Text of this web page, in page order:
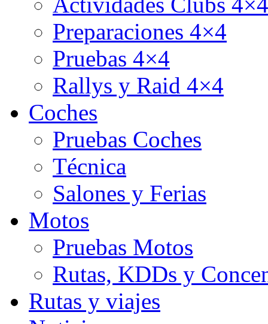
Preparaciones 4×4
Pruebas 4×4
Rallys y Raid 4×4
Coches
Pruebas Coches
Técnica
Salones y Ferias
Motos
Pruebas Motos
Rutas, KDDs y
Rutas y viajes